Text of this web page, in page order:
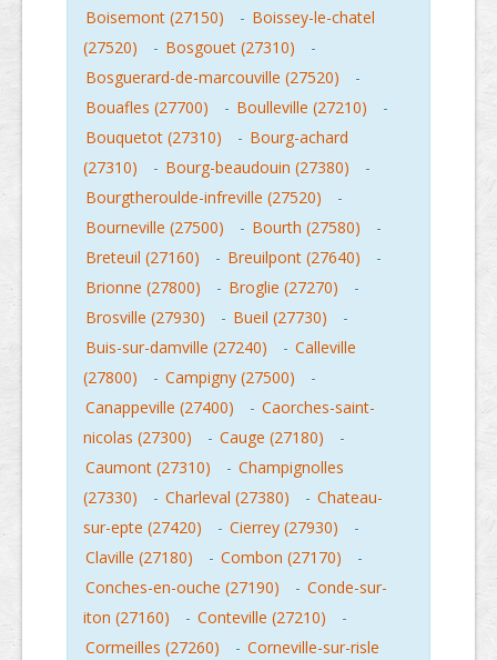
Boisemont (27150)
- Boissey-le-chatel
(27520)
- Bosgouet (27310)
-
Bosguerard-de-marcouville (27520)
-
Bouafles (27700)
- Boulleville (27210)
-
Bouquetot (27310)
- Bourg-achard
(27310)
- Bourg-beaudouin (27380)
-
Bourgtheroulde-infreville (27520)
-
Bourneville (27500)
- Bourth (27580)
-
Breteuil (27160)
- Breuilpont (27640)
-
Brionne (27800)
- Broglie (27270)
-
Brosville (27930)
- Bueil (27730)
-
Buis-sur-damville (27240)
- Calleville
(27800)
- Campigny (27500)
-
Canappeville (27400)
- Caorches-saint-
nicolas (27300)
- Cauge (27180)
-
Caumont (27310)
- Champignolles
(27330)
- Charleval (27380) - Chateau-
sur-epte (27420)
- Cierrey (27930)
-
Claville (27180)
- Combon (27170)
-
Conches-en-ouche (27190)
- Conde-sur-
iton (27160)
- Conteville (27210)
-
Cormeilles (27260)
- Corneville-sur-risle